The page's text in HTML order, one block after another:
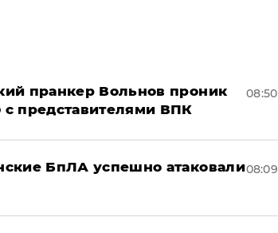
пранкер Вольнов проник
представителями ВПК
08:50
БпЛА успешно атаковали08:09